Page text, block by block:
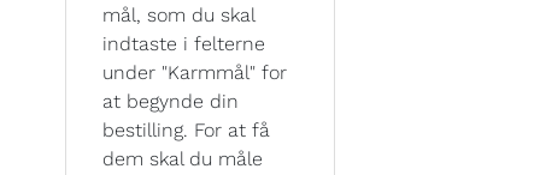
mål, som du skal
indtaste i felterne
under "Karmmål" for
at begynde din
bestilling. For at få
dem skal du måle